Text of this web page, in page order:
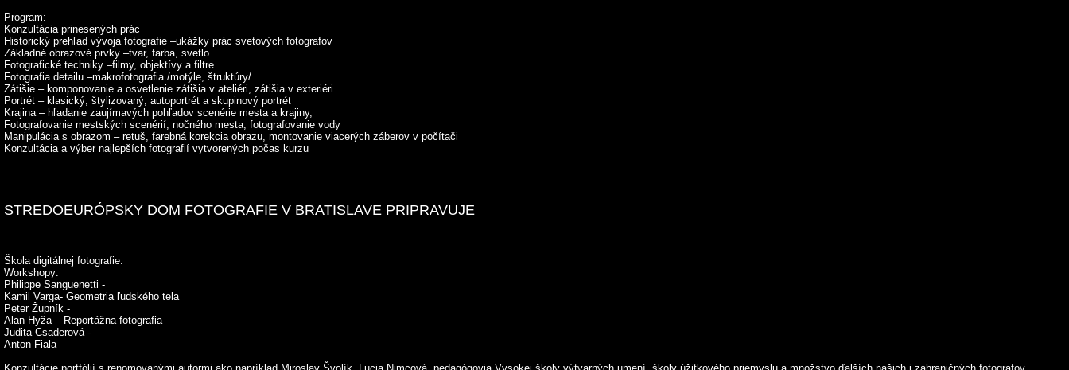
Program:
Konzultácia prinesených prác
Historický prehľad vývoja fotografie –ukážky prác svetových fotografov
Základné obrazové prvky –tvar, farba, svetlo
Fotografické techniky –filmy, objektívy a filtre
Fotografia detailu –makrofotografia /motýle, štruktúry/
Zátišie – komponovanie a osvetlenie zátišia v ateliéri, zátišia v exteriéri
Portrét – klasický, štylizovaný, autoportrét a skupinový portrét
Krajina – hľadanie zaujímavých pohľadov scenérie mesta a krajiny,
Fotografovanie mestských scenérií, nočného mesta, fotografovanie vody
Manipulácia s obrazom – retuš, farebná korekcia obrazu, montovanie viacerých záberov v počítači
Konzultácia a výber najlepších fotografií vytvorených počas kurzu
STREDOEURÓPSKY DOM FOTOGRAFIE V BRATISLAVE PRIPRAVUJE
Škola digitálnej fotografie:
Workshopy:
Philippe Sanguenetti -
Kamil Varga- Geometria ľudského tela
Peter Župník -
Alan Hyža – Reportážna fotografia
Judita Csaderová -
Anton Fiala –